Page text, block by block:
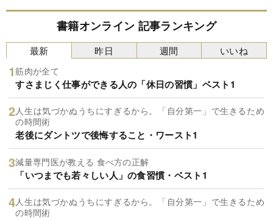
書籍オンライン 記事ランキング
最新
筋肉が全て
すさまじく仕事ができる人の「休日の習慣」ベスト1
人生は気づかぬうちにすぎるから。「自分第一」で生きるため
の時間術
老後にダントツで後悔すること・ワースト1
減量専門医が教える 食べ方の正解
「いつまでも若々しい人」の食習慣・ベスト1
人生は気づかぬうちにすぎるから。「自分第一」で生きるため
の時間術
昨日 週間 いいね